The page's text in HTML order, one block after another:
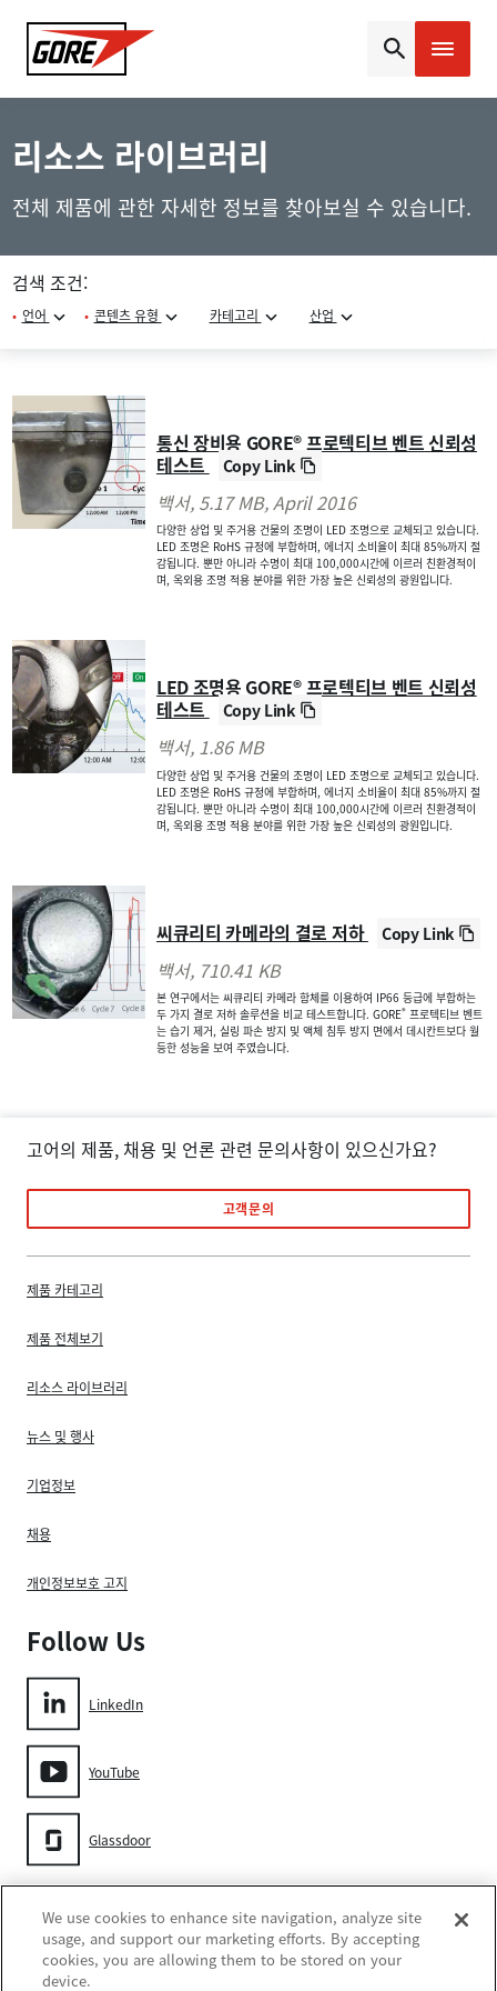
Gore
리소스 라이브러리
전체 제품에 관한 자세한 정보를 찾아보실 수 있습니다.
검색 조건:
• 언어 • 콘텐츠 유형 카테고리 산업
통신 장비용 GORE® 프로텍티브 벤트 신뢰성
테스트
Copy Link
백서, 5.17 MB,April 2016
다양한 상업 및 주거용 건물의 조명이 LED 조명으로 교체되고 있습니다.
LED 조명은 RoHS 규정에 부합하며, 에너지 소비율이 최대 85%까지 절
감됩니다. 뿐만 아니라 수명이 최대 100,000시간에 이르러 친환경적이
며, 옥외용 조명 적용 분야를 위한 가장 높은 신뢰성의 광원입니다.
LED 조명용 GORE® 프로텍티브 벤트 신뢰성
테스트
Copy Link
백서, 1.86 MB
다양한 상업 및 주거용 건물의 조명이 LED 조명으로 교체되고 있습니다.
LED 조명은 RoHS 규정에 부합하며, 에너지 소비율이 최대 85%까지 절
감됩니다. 뿐만 아니라 수명이 최대 100,000시간에 이르러 친환경적이
며, 옥외용 조명 적용 분야를 위한 가장 높은 신뢰성의 광원입니다.
씨큐리티 카메라의 결로 저하 Copy Link
백서, 710.41 KB
본 연구에서는 씨큐리티 카메라 함체를 이용하여 IP66 등급에 부합하는
두 가지 결로 저하 솔루션을 비교 테스트합니다. GORE® 프로텍티브 벤트
는 습기 제거, 실링 파손 방지 및 액체 침투 방지 면에서 데시칸트보다 월
등한 성능을 보여 주였습니다.
고어의 제품, 채용 및 언론 관련 문의사항이 있으신가요?
고객문의
제품 카테고리
제품 전체보기
리소스 라이브러리
뉴스 및 행사
기업정보
채용
개인정보보호 고지
Follow Us
LinkedIn
YouTube
Glassdoor
Gore
We use cookies to enhance site navigation, analyze site
usage, and support our marketing efforts. By accepting
cookies, you are allowing them to be stored on your
device.